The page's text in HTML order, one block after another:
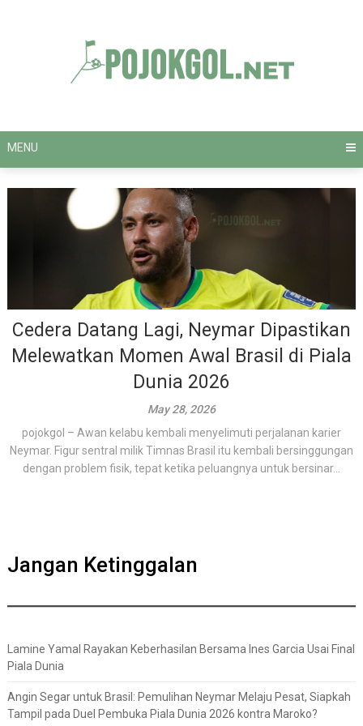
MENU
Cedera Datang Lagi, Neymar Dipastikan
Melewatkan Momen Awal Brasil di Piala
Dunia 2026
May 28, 2026
pojokgol – Awan kelabu kembali menyelimuti perjalanan karier
Neymar. Figur sentral milik Timnas Brasil itu kembali bersinggungan
dengan problem fisik, tepat ketika peluangnya untuk bersinar...
Jangan Ketinggalan
Lamine Yamal Rayakan Keberhasilan Bersama Ines Garcia Usai Final
Piala Dunia
Angin Segar untuk Brasil: Pemulihan Neymar Melaju Pesat, Siapkah
Tampil pada Duel Pembuka Piala Dunia 2026 kontra Maroko?